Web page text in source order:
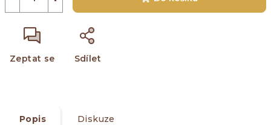
Zeptat se Sdílet
Popis Diskuze